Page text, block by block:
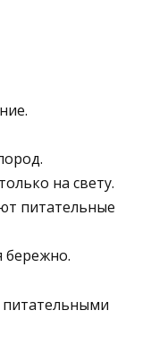
на свету.
питательные
бережно.
питательными